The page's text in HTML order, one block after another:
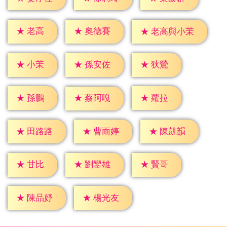
★ 老高 ★ 奧德賽 ★ 老高與小茉
★ 小茉 ★ 孫安佐 ★ 狄鶯
★ 孫鵬 ★ 蔡阿嘎 ★ 蘿拉
★ 田路路 ★ 曹雨婷 ★ 陳凱韻
★ 甘比 ★ 劉鑾雄 ★ 賢哥
★ 陳品妤 ★ 楊光友